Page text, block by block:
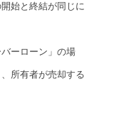
始と終結が同じに
ーローン」の場
所有者が売却する